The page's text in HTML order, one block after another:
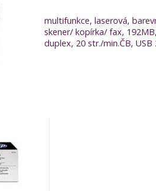
multifunkce, laserová,
skener/ kopírka/ fax,
duplex, 20 str./min.ČB, USB